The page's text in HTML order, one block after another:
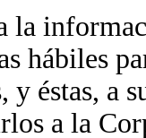
la
hábiles
y éstas, a
a la